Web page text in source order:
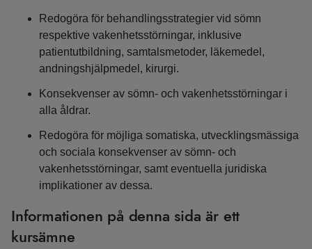
Redogöra för behandlingsstrategier vid sömn
respektive vakenhetsstörningar, inklusive
patientutbildning, samtalsmetoder, läkemedel,
andningshjälpmedel, kirurgi.
Konsekvenser av sömn- och vakenhetsstörningar i
alla åldrar.
Redogöra för möjliga somatiska, utvecklingsmässiga
och sociala konsekvenser av sömn- och
vakenhetsstörningar, samt eventuella juridiska
implikationer av dessa.
Informationen på denna sida är ett
kursämne